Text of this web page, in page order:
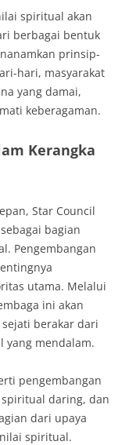
spiritual akan
berbagai bentuk
prinsip-
hari, masyarakat
yang damai,
keberagaman.
Kerangka
Star Council
bagian
Pengembangan
utama. Melalui
ini akan
berakar dari
yang mendalam.
pengembangan
daring, dan
dari upaya
spiritual.